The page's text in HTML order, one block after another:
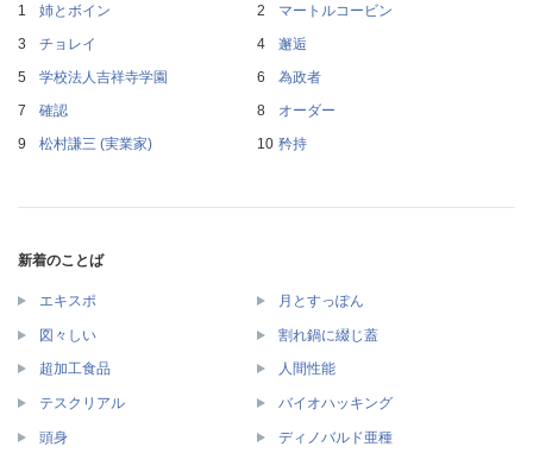
姉とボイン
マートルコービン
チョレイ
邂逅
学校法人吉祥寺学園
為政者
確認
オーダー
松村謙三 (実業家)
矜持
新着のことば
エキスポ 月とすっぽん
図々しい 割れ鍋に綴じ蓋
超加工食品 人間性能
テスクリアル バイオハッキング
頭身 ディノバルド亜種